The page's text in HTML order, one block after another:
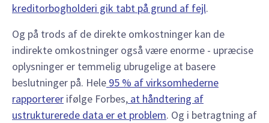
kreditorbogholderi gik tabt på grund af fejl.
Og på trods af de direkte omkostninger kan de
indirekte omkostninger også være enorme - upræcise
oplysninger er temmelig ubrugelige at basere
beslutninger på. Hele 95 % af virksomhederne
rapporterer ifølge Forbes, at håndtering af
ustrukturerede data er et problem. Og i betragtning af